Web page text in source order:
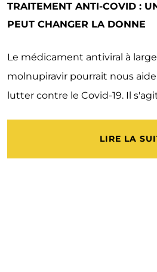
TRAITEMENT ANTI-COVID :
PEUT CHANGER LA DONNE
Le médicament antiviral à
molnupiravir pourrait nous
lutter contre le Covid-19. Il
LIRE LA